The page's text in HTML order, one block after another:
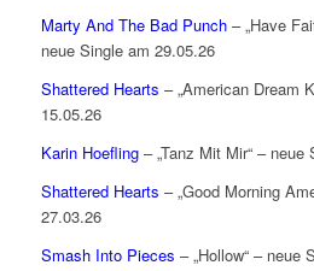
Marty And The Bad Punch– „Have
neue Single am 29.05.26
Shattered Hearts – „American Dream
15.05.26
Karin Hoefling– „Tanz Mit Mir“ – neue
Shattered Hearts – „Good Morning
27.03.26
Smash Into Pieces – „Hollow“ – neue